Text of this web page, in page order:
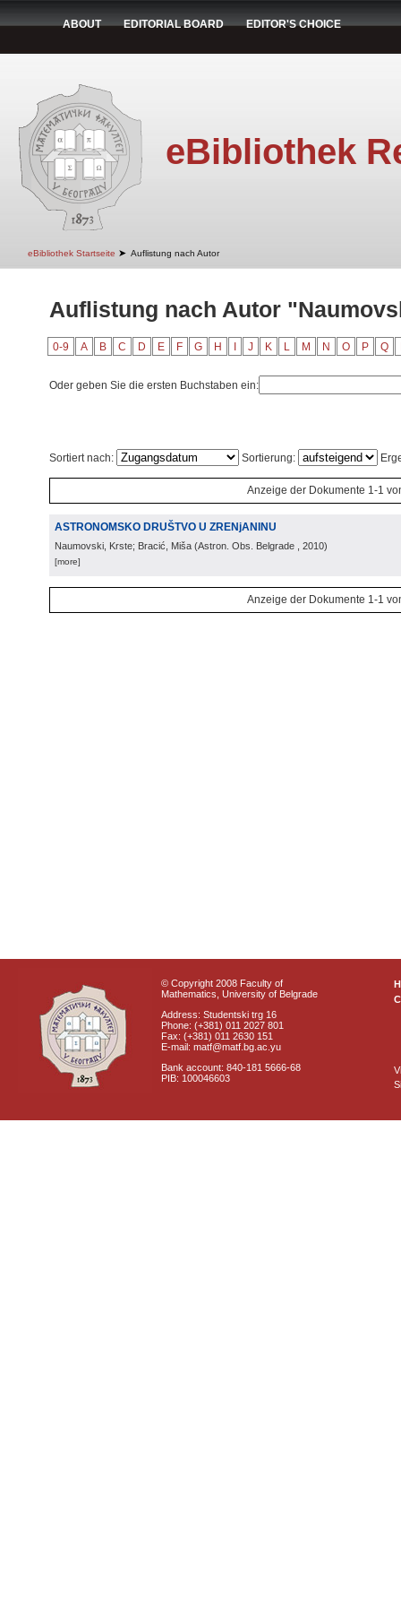
ABOUT EDITORIAL BOARD EDITOR'S CHOICE
eBibliothek
eBibliothek Startseite ➤ Auflistung nach Autor
Auflistung nach Autor
0-9 A B C D E F G H J K L M N O P Q
Oder geben Sie die ersten Buchstaben ein:
Sortiert nach: Sortierung:
Anzeige der Dokumente 1-1
ASTRONOMSKO DRUŠTVO U ZRENjANINU
Naumovski, Krste; Bracić, Miša (Astron. Obs. Belgrade , 2010)
[more]
Anzeige der Dokumente 1-1
© Copyright 2008 Faculty of
Mathematics, University of Belgrade
Address: Studentski trg 16
Phone: (+381) 011 2027 801
Fax: (+381) 011 2630 151
E-mail: matf@matf.bg.ac.yu
Bank account: 840-181 5666-68
PIB: 100046603